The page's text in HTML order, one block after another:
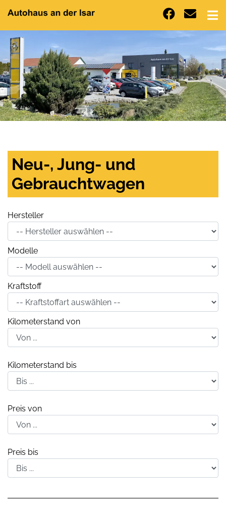
Neu-, Jung- und
Gebrauchtwagen
Hersteller
Modelle
Kraftstoff
Kilometerstand von
Kilometerstand bis
Preis von
Preis bis